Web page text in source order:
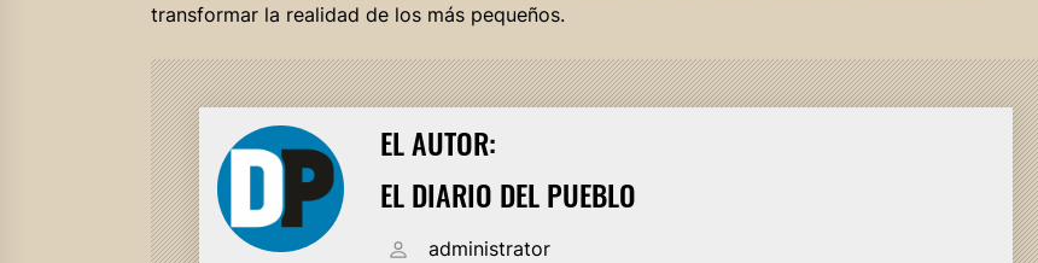
transformar la realidad de los más pequeños.
EL AUTOR:
EL DIARIO DEL PUEBLO
administrator